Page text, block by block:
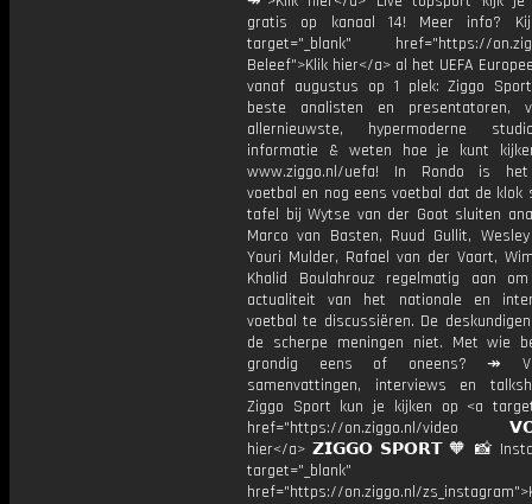
gratis op kanaal 14! Meer info?
target="_blank" href="https://
Beleef">Klik hier</a> al het UEFA
vanaf augustus op 1 plek: Ziggo
beste analisten en presentatoren,
allernieuwste, hypermoderne
informatie & weten hoe je kunt
www.ziggo.nl/uefa! In Rondo is
voetbal en nog eens voetbal dat de klok
tafel bij Wytse van der Goot sluiten
Marco van Basten, Ruud Gullit,
Youri Mulder, Rafael van der Vaart,
Khalid Boulahrouz regelmatig aan
actualiteit van het nationale en
voetbal te discussiëren. De
de scherpe meningen niet. Met wie
grondig eens of oneens? ↠
samenvattingen, interviews en
Ziggo Sport kun je kijken op <a
href="https://on.ziggo.nl/video
hier</a> 𝗭𝗜𝗚𝗚𝗢 𝗦𝗣𝗢𝗥𝗧 🧡 📸
target="_blank"
href="https://on.ziggo.nl/